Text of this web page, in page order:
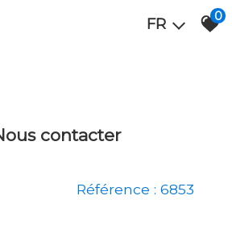
FR 0
nous contacter
Référence : 6853